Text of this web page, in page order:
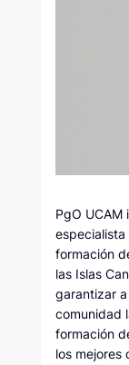
PgO UCAM
especialista
formación
las Islas
garantizar
comunidad
formación
los mejores